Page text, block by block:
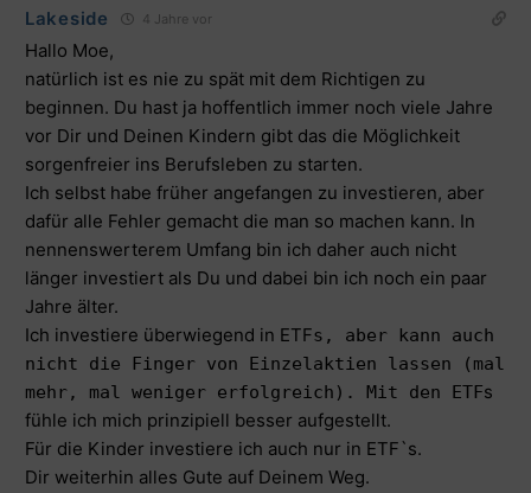
Lakeside 4 Jahre vor
Hallo Moe,
natürlich ist es nie zu spät mit dem Richtigen zu
beginnen. Du hast ja hoffentlich immer noch viele Jahre
vor Dir und Deinen Kindern gibt das die Möglichkeit
sorgenfreier ins Berufsleben zu starten.
Ich selbst habe früher angefangen zu investieren, aber
dafür alle Fehler gemacht die man so machen kann. In
nennenswerterem Umfang bin ich daher auch nicht
länger investiert als Du und dabei bin ich noch ein paar
Jahre älter.
Ich investiere überwiegend in ETFs, aber kann auch
nicht die Finger von Einzelaktien lassen (mal
mehr, mal weniger erfolgreich). Mit den ETFs
fühle ich mich prinzipiell besser aufgestellt.
Für die Kinder investiere ich auch nur in ETF`s.
Dir weiterhin alles Gute auf Deinem Weg.